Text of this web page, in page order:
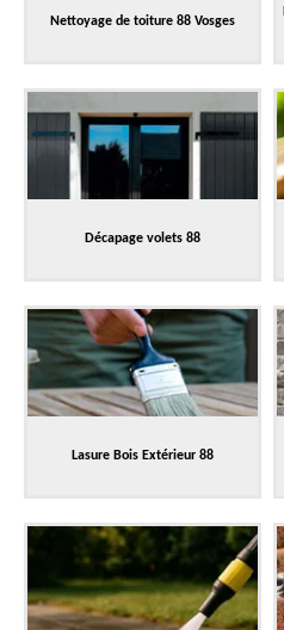
Nettoyage de toiture 88 Vosges
Décapage volets 88
Lasure Bois Extérieur 88